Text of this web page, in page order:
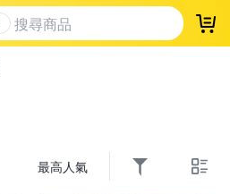
登
最高人氣